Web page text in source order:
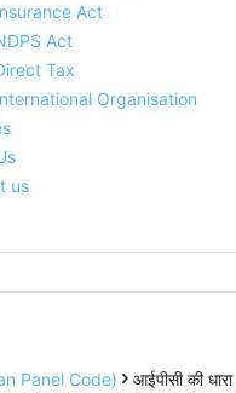
Act
Act
Tax
Organisation
us
Panel Code)
आईपीसी की